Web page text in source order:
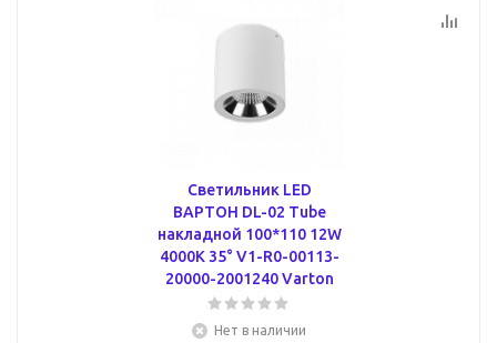
Светильник LED
ВАРТОН DL-02 Tube
накладной 100*110 12W
4000K 35° V1-R0-00113-
20000-2001240 Varton
Нет в наличии